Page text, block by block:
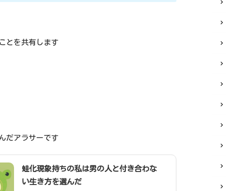
とを共有します
だアラサーです
蛙化現象持ちの私は男の人と付き合わな
い生き方を選んだ